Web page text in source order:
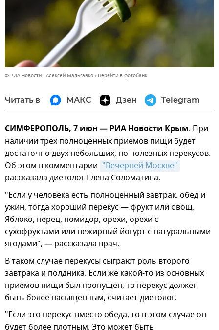
© РИА Новости . Алексей Мальгавко Перейти в фотобанк
Читать в МАКС Дзен Telegram
СИМФЕРОПОЛЬ, 7 июн — РИА Новости Крым. При
наличии трех полноценных приемов пищи будет
достаточно двух небольших, но полезных перекусов.
Об этом в комментарии "Вечерней Москве"
рассказала диетолог Елена Соломатина.
"Если у человека есть полноценный завтрак, обед и
ужин, тогда хороший перекус — фрукт или овощ.
Яблоко, перец, помидор, орехи, орехи с
сухофруктами или нежирный йогурт с натуральными
ягодами", — рассказала врач.
В таком случае перекусы сыграют роль второго
завтрака и полдника. Если же какой-то из основных
приемов пищи был пропущен, то перекус должен
быть более насыщенным, считает диетолог.
"Если это перекус вместо обеда, то в этом случае он
будет более плотным. Это может быть